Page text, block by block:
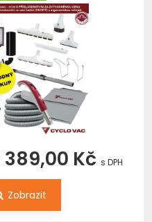
Kč s DPH
Zobrazit